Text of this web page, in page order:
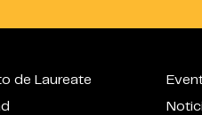
de Laureate